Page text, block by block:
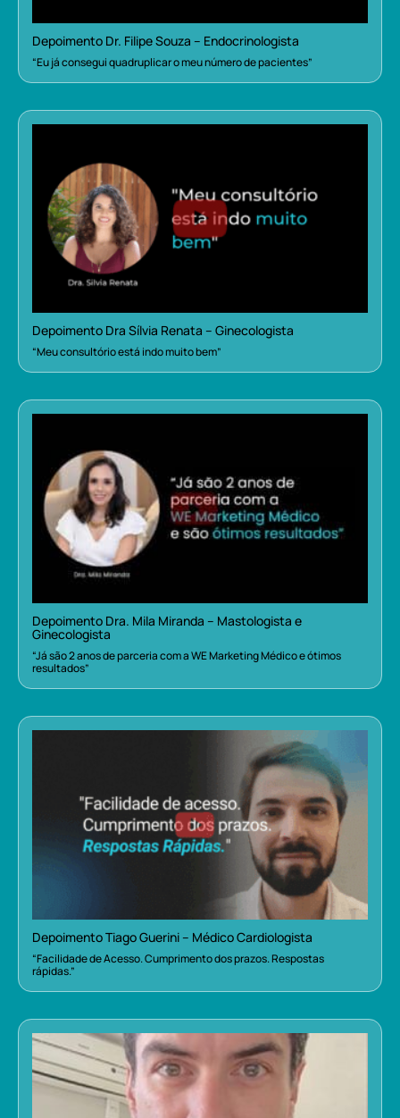
Depoimento Dr. Filipe Souza – Endocrinologista
“Eu já consegui quadruplicar o meu número de pacientes”
Depoimento Dra Sílvia Renata – Ginecologista
“Meu consultório está indo muito bem”
Depoimento Dra. Mila Miranda – Mastologista e
Ginecologista
“Já são 2 anos de parceria com a WE Marketing Médico e ótimos
resultados”
Depoimento Tiago Guerini – Médico Cardiologista
“Facilidade de Acesso. Cumprimento dos prazos. Respostas
rápidas.”